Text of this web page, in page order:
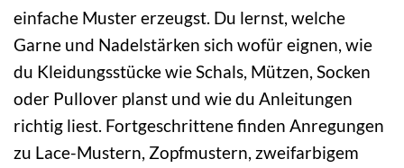
einfache Muster erzeugst. Du lernst, welche
Garne und Nadelstärken sich wofür eignen, wie
du Kleidungsstücke wie Schals, Mützen, Socken
oder Pullover planst und wie du Anleitungen
richtig liest. Fortgeschrittene finden Anregungen
zu Lace-Mustern, Zopfmustern, zweifarbigem